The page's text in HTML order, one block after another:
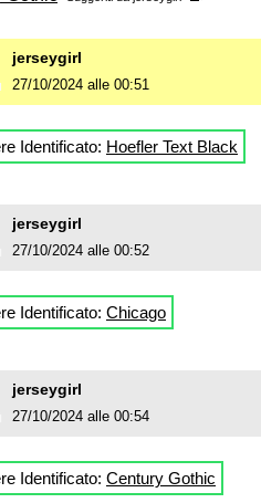
jerseygirl
27/10/2024 alle 00:51
Identificato: Hoefler Text Black
jerseygirl
27/10/2024 alle 00:52
Identificato: Chicago
jerseygirl
27/10/2024 alle 00:54
Identificato: Century Gothic